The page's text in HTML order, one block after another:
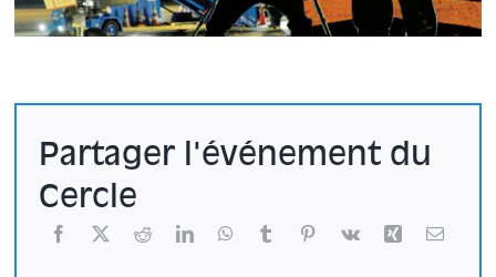
Partager l'événement du
Cercle